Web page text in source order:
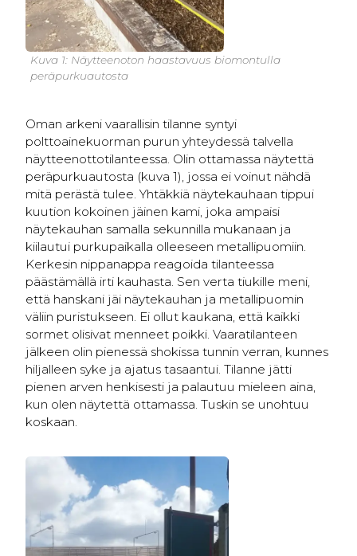
Kuva 1: Näytteenoton haastavuus biomontulla
peräpurkuautosta
Oman arkeni vaarallisin tilanne syntyi
polttoainekuorman purun yhteydessä talvella
näytteenottotilanteessa. Olin ottamassa näytettä
peräpurkuautosta (kuva 1), jossa ei voinut nähdä
mitä perästä tulee. Yhtäkkiä näytekauhaan tippui
kuution kokoinen jäinen kami, joka ampaisi
näytekauhan samalla sekunnilla mukanaan ja
kiilautui purkupaikalla olleeseen metallipuomiin.
Kerkesin nippanappa reagoida tilanteessa
päästämällä irti kauhasta. Sen verta tiukille meni,
että hanskani jäi näytekauhan ja metallipuomin
väliin puristukseen. Ei ollut kaukana, että kaikki
sormet olisivat menneet poikki. Vaaratilanteen
jälkeen olin pienessä shokissa tunnin verran, kunnes
hiljalleen syke ja ajatus tasaantui. Tilanne jätti
pienen arven henkisesti ja palautuu mieleen aina,
kun olen näytettä ottamassa. Tuskin se unohtuu
koskaan.